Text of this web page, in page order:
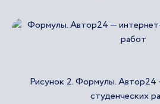
Рисунок 2. Формулы.
студенческих